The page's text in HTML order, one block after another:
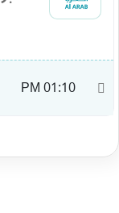
01:10 PM